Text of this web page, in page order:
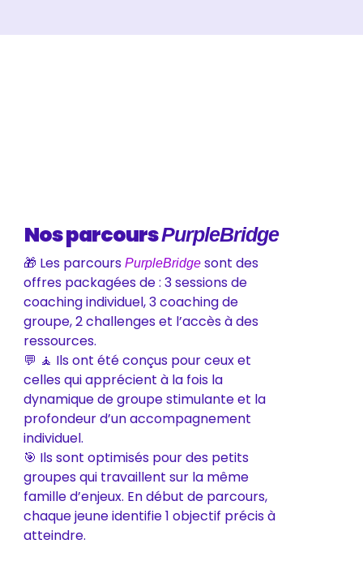
Nos parcoursPurpleBridge
🎁 Les parcours PurpleBridge sont des
offres packagées de : 3 sessions de
coaching individuel, 3 coaching de
groupe, 2 challenges et l’accès à des
ressources.
💬 🧘 Ils ont été conçus pour ceux et
celles qui apprécient à la fois la
dynamique de groupe stimulante et la
profondeur d’un accompagnement
individuel.
🎯 Ils sont optimisés pour des petits
groupes qui travaillent sur la même
famille d’enjeux. En début de parcours,
chaque jeune identifie 1 objectif précis à
atteindre.